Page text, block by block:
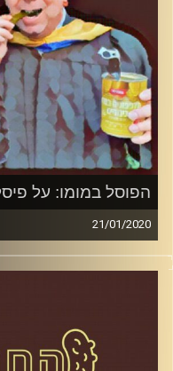
קרדיט תמונות:
הפוסל במומו: על
21/01/2020
החמוצים – בפעם
עם פרופסור בועז
הירשברגר